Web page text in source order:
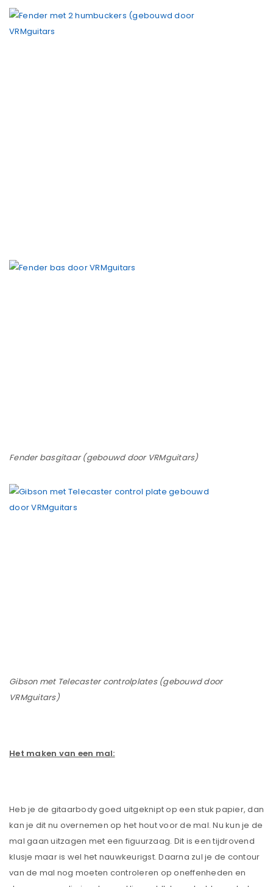
Fender basgitaar (gebouwd door VRMguitars)
Gibson met Telecaster controlplates (gebouwd door
VRMguitars)
Het maken van een mal:
Heb je de gitaarbody goed uitgeknipt op een stuk papier, dan
kan je dit nu overnemen op het hout voor de mal. Nu kun je de
mal gaan uitzagen met een figuurzaag. Dit is een tijdrovend
klusje maar is wel het nauwkeurigst. Daarna zul je de contour
van de mal nog moeten controleren op oneffenheden en